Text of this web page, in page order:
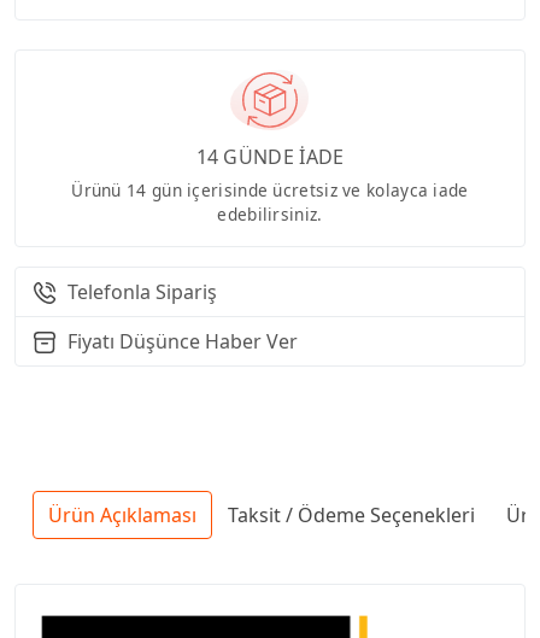
14 GÜNDE İADE
Ürünü 14 gün içerisinde ücretsiz ve kolayca iade
edebilirsiniz.
Telefonla Sipariş
Fiyatı Düşünce Haber Ver
Ürün Açıklaması Taksit / Ödeme Seçenekleri